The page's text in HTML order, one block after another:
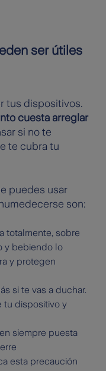
ser útiles
tus dispositivos.
cuesta arreglar
si no te
te cubra tu
puedes usar
son:
totalmente, sobre
y bebiendo lo
y protegen
si te vas a duchar.
tu dispositivo y
siempre puesta
esta precaución